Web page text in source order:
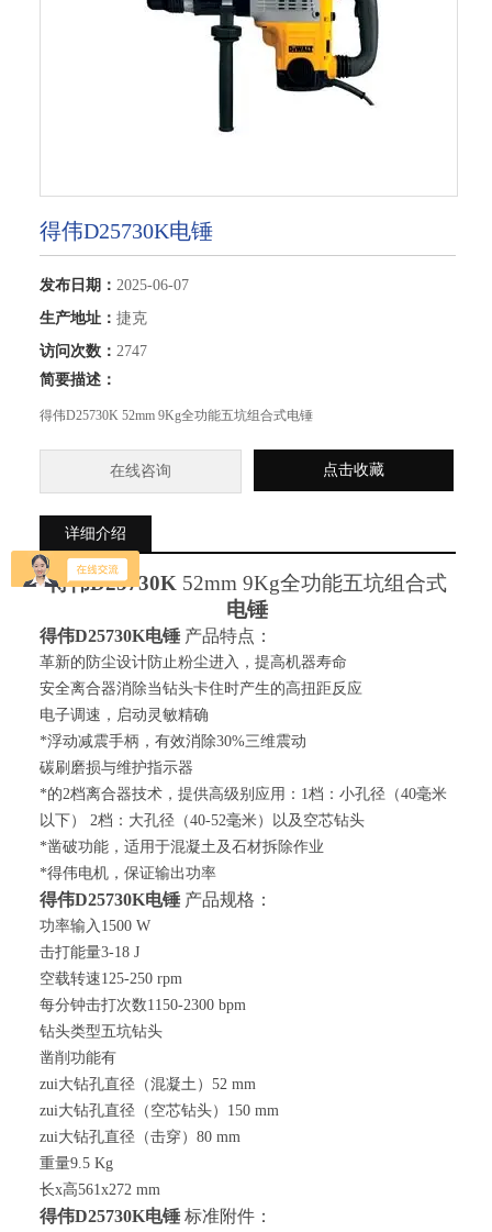
得伟D25730K电锤
发布日期： 2025-06-07
生产地址： 捷克
访问次数： 2747
简要描述：
得伟D25730K 52mm 9Kg全功能五坑组合式电锤
在线咨询 点击收藏
详细介绍
得伟D25730K 52mm 9Kg全功能五坑组合式
电锤
得伟D25730K电锤 产品特点：
革新的防尘设计防止粉尘进入，提高机器寿命
安全离合器消除当钻头卡住时产生的高扭距反应
电子调速，启动灵敏精确
*浮动减震手柄，有效消除30%三维震动
碳刷磨损与维护指示器
*的2档离合器技术，提供高级别应用：1档：小孔径（40毫米
以下） 2档：大孔径（40-52毫米）以及空芯钻头
*凿破功能，适用于混凝土及石材拆除作业
*得伟电机，保证输出功率
得伟D25730K电锤 产品规格：
功率输入1500 W
击打能量3-18 J
空载转速125-250 rpm
每分钟击打次数1150-2300 bpm
钻头类型五坑钻头
凿削功能有
zui大钻孔直径（混凝土）52 mm
zui大钻孔直径（空芯钻头）150 mm
zui大钻孔直径（击穿）80 mm
重量9.5 Kg
长x高561x272 mm
得伟D25730K电锤 标准附件：